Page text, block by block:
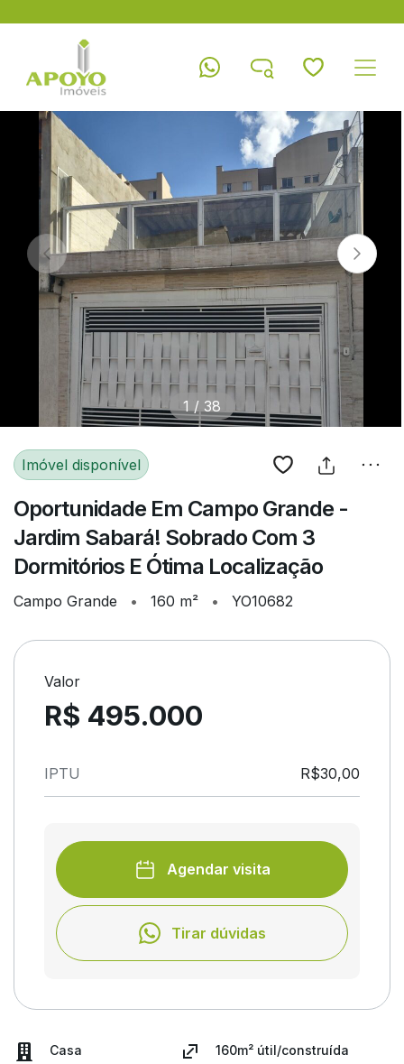
1/ 38
Imóvel disponível
Oportunidade Em Campo Grande -
Jardim Sabará! Sobrado Com 3
Dormitórios E Ótima Localização
Campo Grande • 160 m² • YO10682
Valor
R$ 495.000
IPTU R$30,00
Agendar visita
Tirar dúvidas
Casa 160m² útil/construída